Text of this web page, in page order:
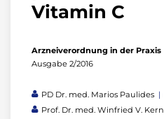
Vitamin C
Arzneiverordnung in der Praxis
Ausgabe 2/2016
PD Dr. med. Marios Paulides
Prof. Dr. med. Winfried V. Kern